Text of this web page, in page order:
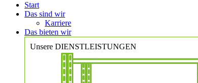
Start
Das sind wir
Karriere
Das bieten wir
Unsere DIENSTLEISTUNGEN